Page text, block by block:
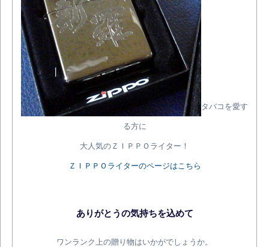
タバコを愛す
る方に
大人気のＺＩＰＰＯライター！
ＺＩＰＰＯライターのページはこちら
ありがとうの気持ちを込めて
ワンランク上の贈り物はいかがでしょうか。